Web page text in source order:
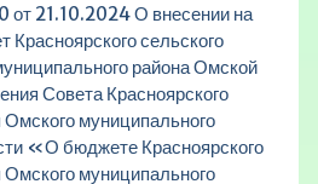
от 21.10.2024 О внесении на
Красноярского сельского
района Омской
Совета Красноярского
Омского муниципального
«О бюджете Красноярского
Омского муниципального